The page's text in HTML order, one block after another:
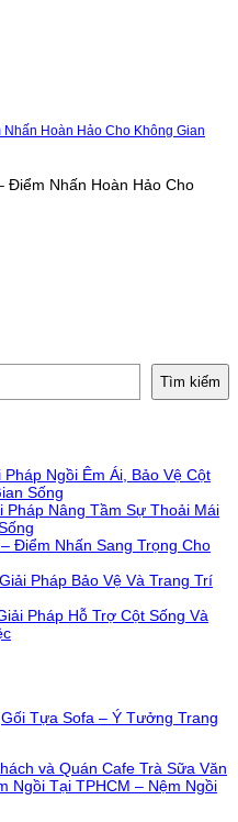
Hoàn Hảo Cho Không Gian
Điểm Nhấn Hoàn Hảo Cho
Tìm kiếm
Ngồi Êm Ái, Bảo Vệ Cột
Sống
Nâng Tầm Sự Thoải Mái
Điểm Nhấn Sang Trọng Cho
Pháp Bảo Vệ Và Trang Trí
Pháp Hỗ Trợ Cột Sống Và
Gối Tựa Sofa – Ý Tưởng Trang
và Quán Cafe Trà Sữa Văn
Ngồi Tại TPHCM – Nệm Ngồi